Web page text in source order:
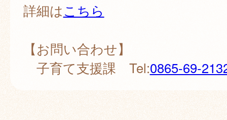
詳細はこちら
【お問い合わせ】
子育て支援課 Tel:0865-69-